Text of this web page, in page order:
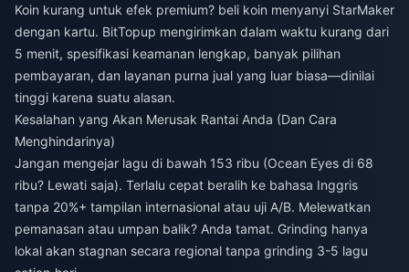
Koin kurang untuk efek premium? beli koin menyanyi StarMaker
dengan kartu. BitTopup mengirimkan dalam waktu kurang dari
5 menit, spesifikasi keamanan lengkap, banyak pilihan
pembayaran, dan layanan purna jual yang luar biasa—dinilai
tinggi karena suatu alasan.
Kesalahan yang Akan Merusak Rantai Anda (Dan Cara
Menghindarinya)
Jangan mengejar lagu di bawah 153 ribu (Ocean Eyes di 68
ribu? Lewati saja). Terlalu cepat beralih ke bahasa Inggris
tanpa 20%+ tampilan internasional atau uji A/B. Melewatkan
pemanasan atau umpan balik? Anda tamat. Grinding hanya
lokal akan stagnan secara regional tanpa grinding 3-5 lagu